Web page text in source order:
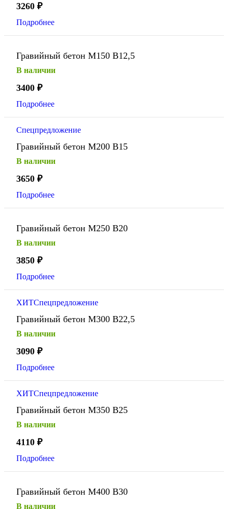
3260 ₽
Подробнее
Гравийный бетон М150 В12,5
В наличии
3400 ₽
Подробнее
Спецпредложение
Гравийный бетон М200 В15
В наличии
3650 ₽
Подробнее
Гравийный бетон М250 В20
В наличии
3850 ₽
Подробнее
ХИТСпецпредложение
Гравийный бетон М300 В22,5
В наличии
3090 ₽
Подробнее
ХИТСпецпредложение
Гравийный бетон М350 В25
В наличии
4110 ₽
Подробнее
Гравийный бетон М400 В30
В наличии